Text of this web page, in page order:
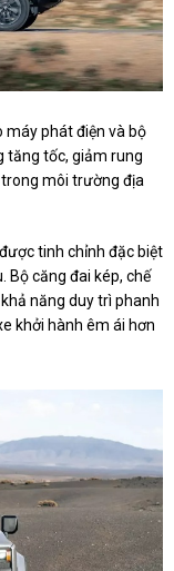
máy phát điện và bộ
tăng tốc, giảm rung
môi trường địa
tinh chỉnh đặc biệt
Bộ căng đai kép, chế
năng duy trì phanh
khởi hành êm ái hơn